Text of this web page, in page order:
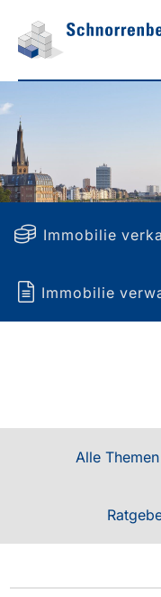
Inhalt
Immobilie
Immobilie
Alle Themen